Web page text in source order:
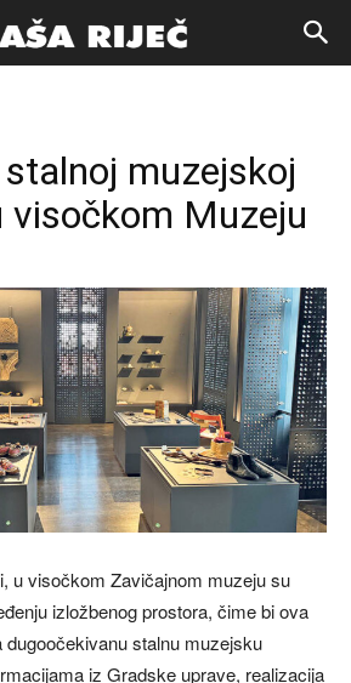
muzejskoj
visočkom Muzeju
u visočkom Zavičajnom muzeju su
izložbenog prostora, čime bi ova
dugoočekivanu stalnu muzejsku
iz Gradske uprave, realizacija